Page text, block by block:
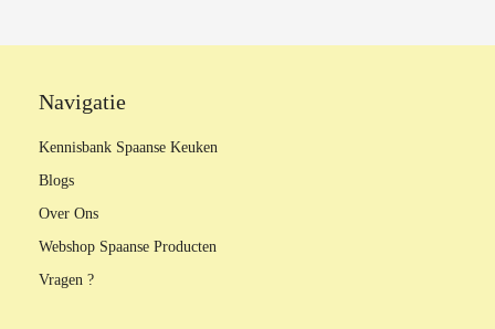
Navigatie
Kennisbank Spaanse Keuken
Blogs
Over Ons
Webshop Spaanse Producten
Vragen ?